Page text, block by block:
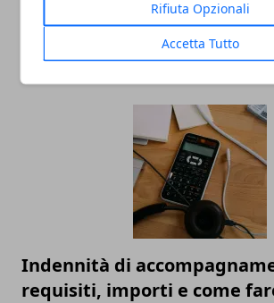
Rifiuta Opzionali
Accetta Tutto
nell’hospitality business? I
storia di Lanfranco Pescante
Indennità di
requisiti, importi e come